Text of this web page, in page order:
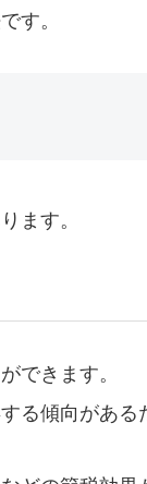
す。
ます。
できます。
る傾向がある